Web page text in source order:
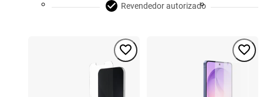
Revendedor autorizado